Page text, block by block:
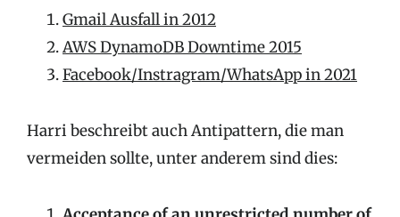
Gmail Ausfall in 2012
AWS DynamoDB Downtime 2015
Facebook/Instragram/WhatsApp in 2021
Harri beschreibt auch Antipattern, die man
vermeiden sollte, unter anderem sind dies: